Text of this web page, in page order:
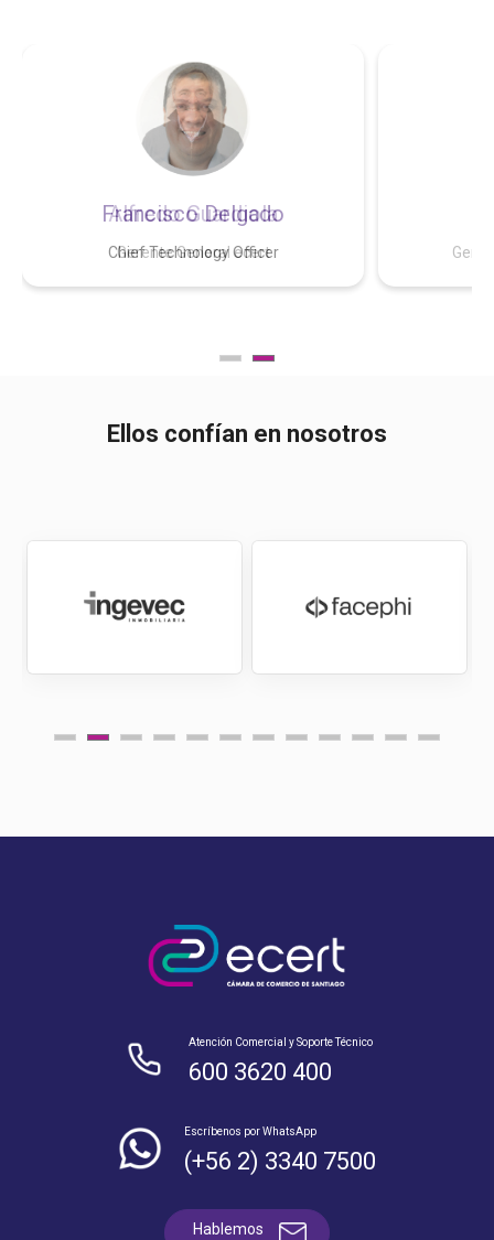
Francisco Delgado
Chief Technology Officer
Ellos confían en nosotros
Atención Comercial y Soporte Técnico
600 3620 400
Escríbenos por WhatsApp
(+56 2) 3340 7500
Hablemos